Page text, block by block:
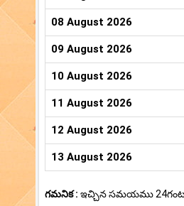
08 August 2026
09 August 2026
10 August 2026
11 August 2026
12 August 2026
13 August 2026
గమనిక : ఇచ్చిన సమయము